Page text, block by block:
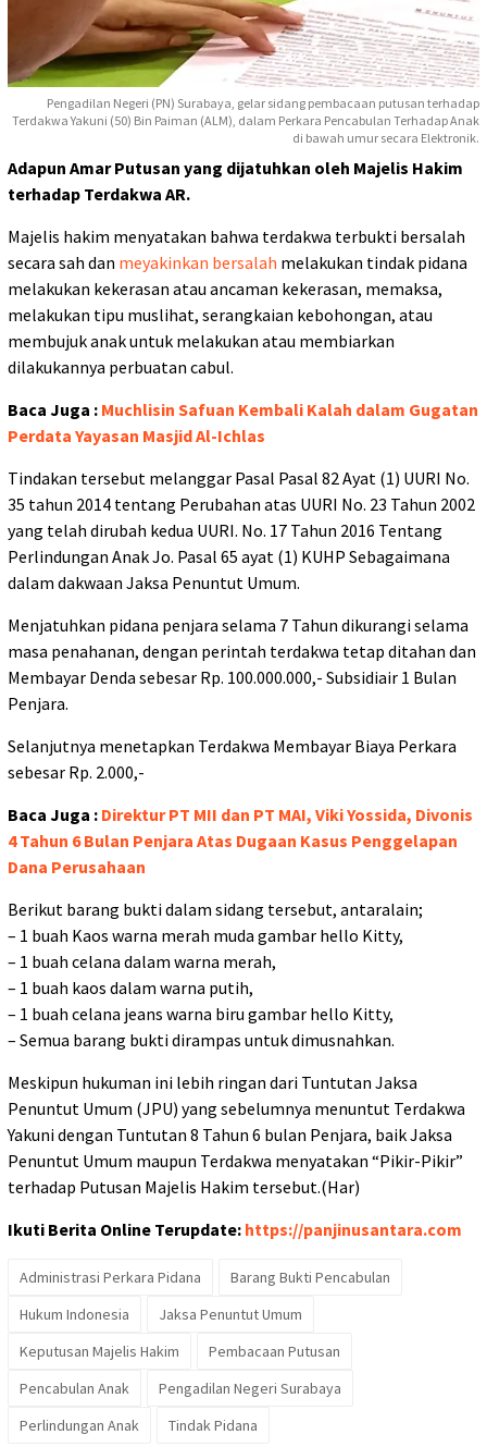
Pengadilan Negeri (PN) Surabaya, gelar sidang pembacaan putusan terhadap
Terdakwa Yakuni (50) Bin Paiman (ALM), dalam Perkara Pencabulan Terhadap Anak
di bawah umur secara Elektronik.
Adapun Amar Putusan yang dijatuhkan oleh Majelis Hakim
terhadap Terdakwa AR.
Majelis hakim menyatakan bahwa terdakwa terbukti bersalah
secara sah dan meyakinkan bersalah melakukan tindak pidana
melakukan kekerasan atau ancaman kekerasan, memaksa,
melakukan tipu muslihat, serangkaian kebohongan, atau
membujuk anak untuk melakukan atau membiarkan
dilakukannya perbuatan cabul.
Baca Juga : Muchlisin Safuan Kembali Kalah dalam Gugatan
Perdata Yayasan Masjid Al-Ichlas
Tindakan tersebut melanggar Pasal Pasal 82 Ayat (1) UURI No.
35 tahun 2014 tentang Perubahan atas UURI No. 23 Tahun 2002
yang telah dirubah kedua UURI. No. 17 Tahun 2016 Tentang
Perlindungan Anak Jo. Pasal 65 ayat (1) KUHP Sebagaimana
dalam dakwaan Jaksa Penuntut Umum.
Menjatuhkan pidana penjara selama 7 Tahun dikurangi selama
masa penahanan, dengan perintah terdakwa tetap ditahan dan
Membayar Denda sebesar Rp. 100.000.000,- Subsidiair 1 Bulan
Penjara.
Selanjutnya menetapkan Terdakwa Membayar Biaya Perkara
sebesar Rp. 2.000,-
Baca Juga : Direktur PT MII dan PT MAI, Viki Yossida, Divonis
4 Tahun 6 Bulan Penjara Atas Dugaan Kasus Penggelapan
Dana Perusahaan
Berikut barang bukti dalam sidang tersebut, antaralain;
– 1 buah Kaos warna merah muda gambar hello Kitty,
– 1 buah celana dalam warna merah,
– 1 buah kaos dalam warna putih,
– 1 buah celana jeans warna biru gambar hello Kitty,
– Semua barang bukti dirampas untuk dimusnahkan.
Meskipun hukuman ini lebih ringan dari Tuntutan Jaksa
Penuntut Umum (JPU) yang sebelumnya menuntut Terdakwa
Yakuni dengan Tuntutan 8 Tahun 6 bulan Penjara, baik Jaksa
Penuntut Umum maupun Terdakwa menyatakan “Pikir-Pikir”
terhadap Putusan Majelis Hakim tersebut.(Har)
Ikuti Berita Online Terupdate: https://panjinusantara.com
Administrasi Perkara Pidana
Barang Bukti Pencabulan
Hukum Indonesia
Jaksa Penuntut Umum
Keputusan Majelis Hakim
Pembacaan Putusan
Pencabulan Anak
Pengadilan Negeri Surabaya
Perlindungan Anak
Tindak Pidana